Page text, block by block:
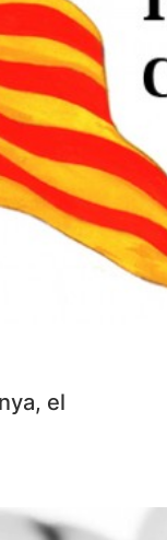
el